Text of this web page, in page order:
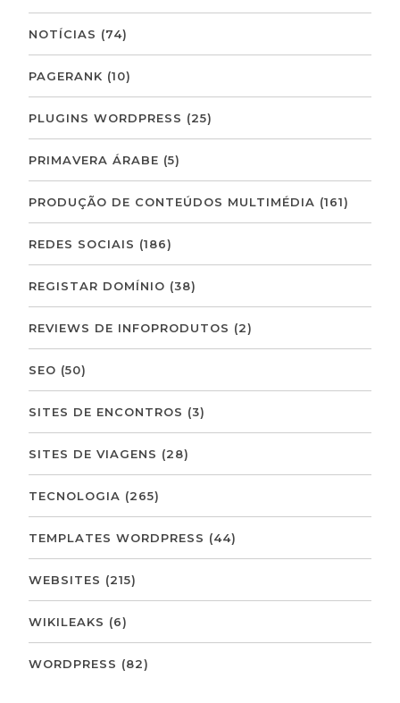
NOTÍCIAS (74)
PAGERANK (10)
PLUGINS WORDPRESS (25)
PRIMAVERA ÁRABE (5)
PRODUÇÃO DE CONTEÚDOS MULTIMÉDIA (161)
REDES SOCIAIS (186)
REGISTAR DOMÍNIO (38)
REVIEWS DE INFOPRODUTOS (2)
SEO (50)
SITES DE ENCONTROS (3)
SITES DE VIAGENS (28)
TECNOLOGIA (265)
TEMPLATES WORDPRESS (44)
WEBSITES (215)
WIKILEAKS (6)
WORDPRESS (82)